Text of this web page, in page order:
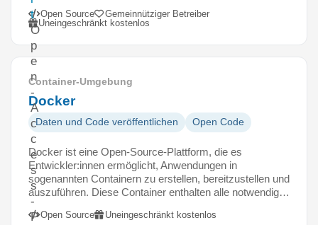
t
O
p
e
n
-
A
c
c
e
s
s
-
P
Open Source
Gemeinnütziger Betreiber
Uneingeschränkt kostenlos
Container-Umgebung
Docker
Daten und Code veröffentlichen Open Code
Docker ist eine Open-Source-Plattform, die es
Entwickler:innen ermöglicht, Anwendungen in
sogenannten Containern zu erstellen, bereitzustellen und
auszuführen. Diese Container enthalten alle notwendig…
Open Source Uneingeschränkt kostenlos